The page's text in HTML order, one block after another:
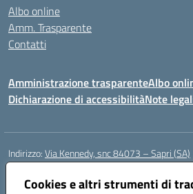
Cookies e altri strumenti di
Albo online
Amm. Trasparente
Contatti
Amministrazione trasparenteAlbo
Dichiarazione di accessibilitàNote
Indirizzo:Via Kennedy, snc 84073 – Sapri (SA)
Centralino:
Posta elettronica certificata (PEC):